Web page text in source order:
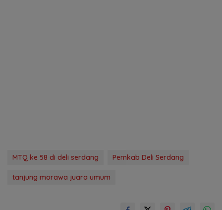
MTQ ke 58 di deli serdang Pemkab Deli Serdang
tanjung morawa juara umum